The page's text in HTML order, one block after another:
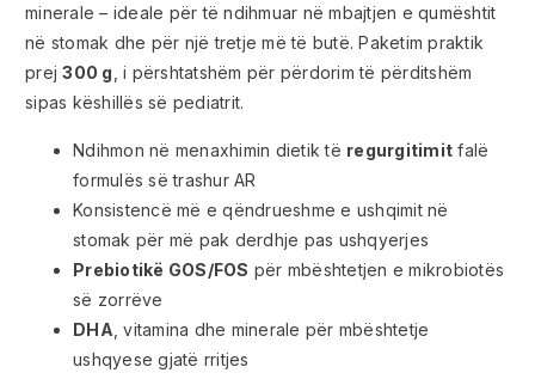
minerale – ideale për të ndihmuar në mbajtjen e qumështit
në stomak dhe për një tretje më të butë. Paketim praktik
prej300 g , i përshtatshëm për përdorim të përditshëm
sipas këshillës së pediatrit.
Ndihmon në menaxhimin dietik të regurgitimit falë
formulës së trashur AR
Konsistencë më e qëndrueshme e ushqimit në
stomak për më pak derdhje pas ushqyerjes
Prebiotikë GOS/FOS për mbështetjen e mikrobiotës
së zorrëve
DHA , vitamina dhe minerale për mbështetje
ushqyese gjatë rritjes